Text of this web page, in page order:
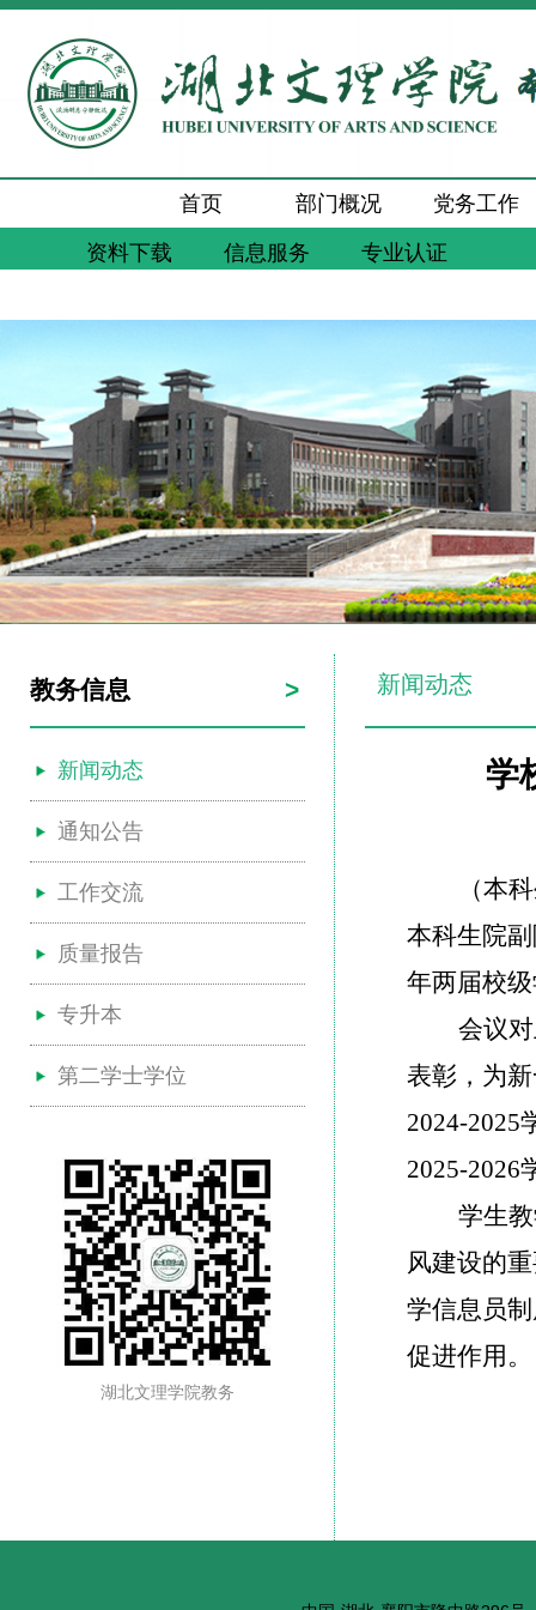
首页 部门概况 党务工作
资料下载 信息服务 专业认证
教务信息 >
新闻动态
通知公告
工作交流
质量报告
专升本
第二学士学位
湖北文理学院教务
新闻动态
学
（本
本科生院
年两届校
会议
表彰，为
2024-2025
2025-2026
学生
风建设的
学信息员
促进作用。